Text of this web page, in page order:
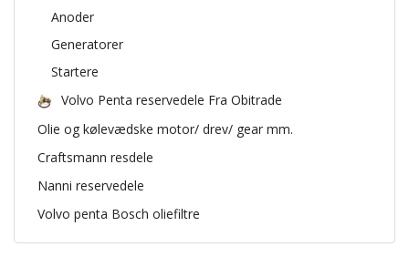
Anoder
Generatorer
Startere
Volvo Penta reservedele Fra Obitrade
Olie og kølevædske motor/ drev/ gear mm.
Craftsmann resdele
Nanni reservedele
Volvo penta Bosch oliefiltre